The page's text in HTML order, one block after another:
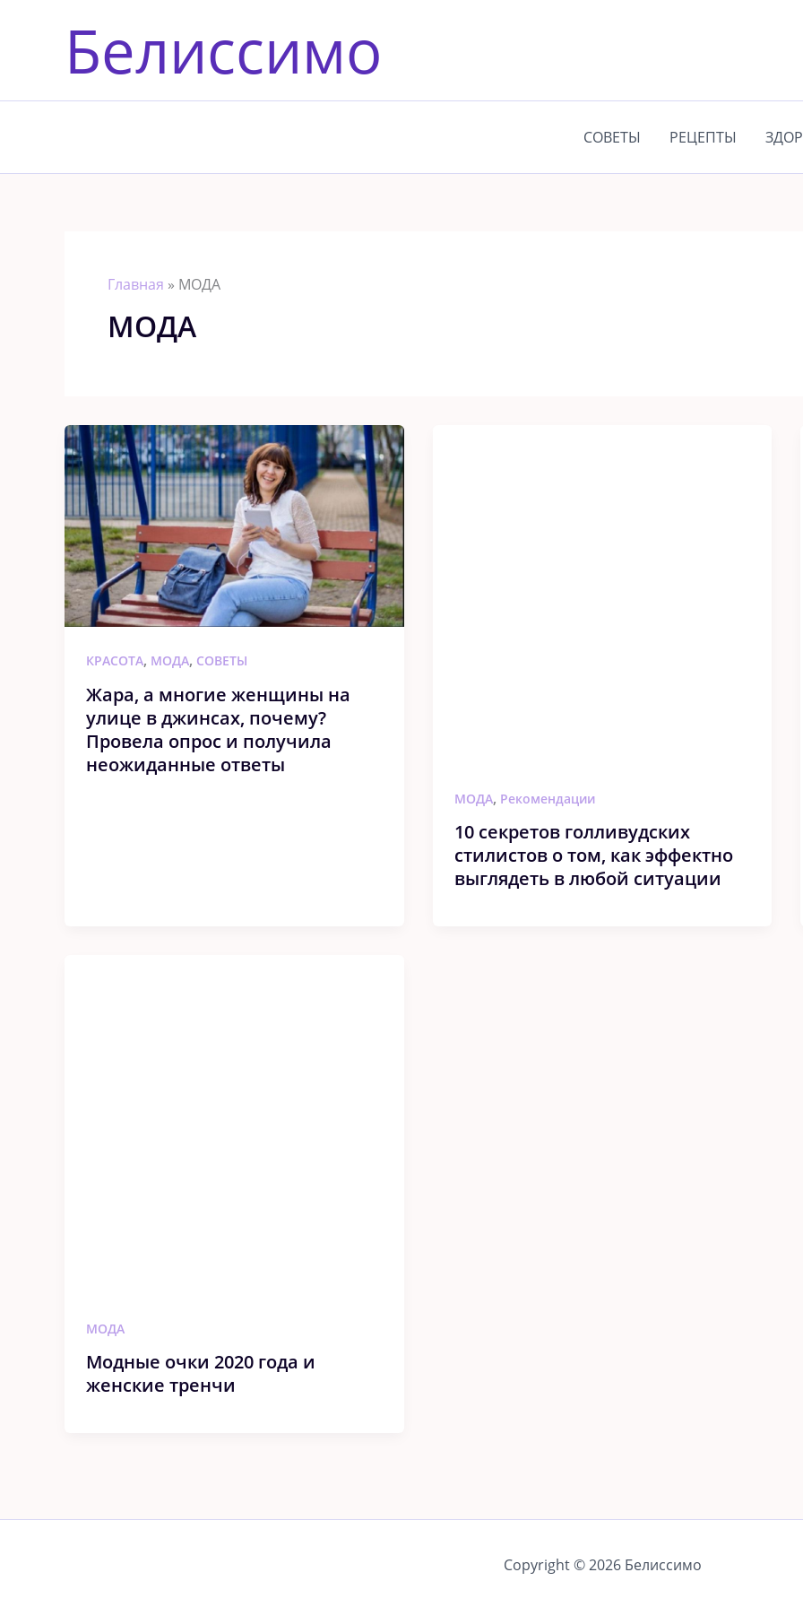
содержимомуБелиссимо
СОВЕТЫ РЕЦЕПТЫ
Главная » МОДА
МОДА
КРАСОТА, МОДА, СОВЕТЫ
Жара, а многие женщины на
улице в джинсах, почему?
Провела опрос и получила
неожиданные ответы
МОДА, Рекомендации
10 секретов голливудских
стилистов о том, как эффектно
выглядеть в любой ситуации
МОДА
Модные очки 2020 года и
женские тренчи
Copyright © 2026 Белиссимо